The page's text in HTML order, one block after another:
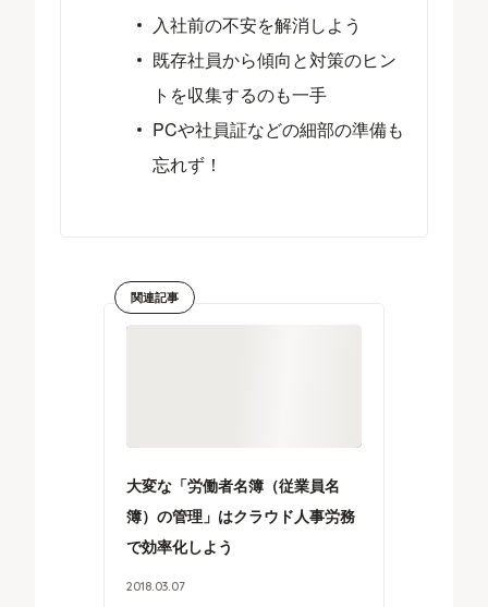
入社前の不安を解消しよう
既存社員から傾向と対策のヒン
トを収集するのも一手
PCや社員証などの細部の準備も
忘れず！
関連記事
大変な「労働者名簿（従業員名
簿）の管理」はクラウド人事労務
で効率化しよう
2018.03.07